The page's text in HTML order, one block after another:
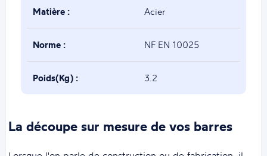
Matière : Acier
Norme : NF EN 10025
Poids(Kg) : 3.2
La découpe sur mesure de vos barres